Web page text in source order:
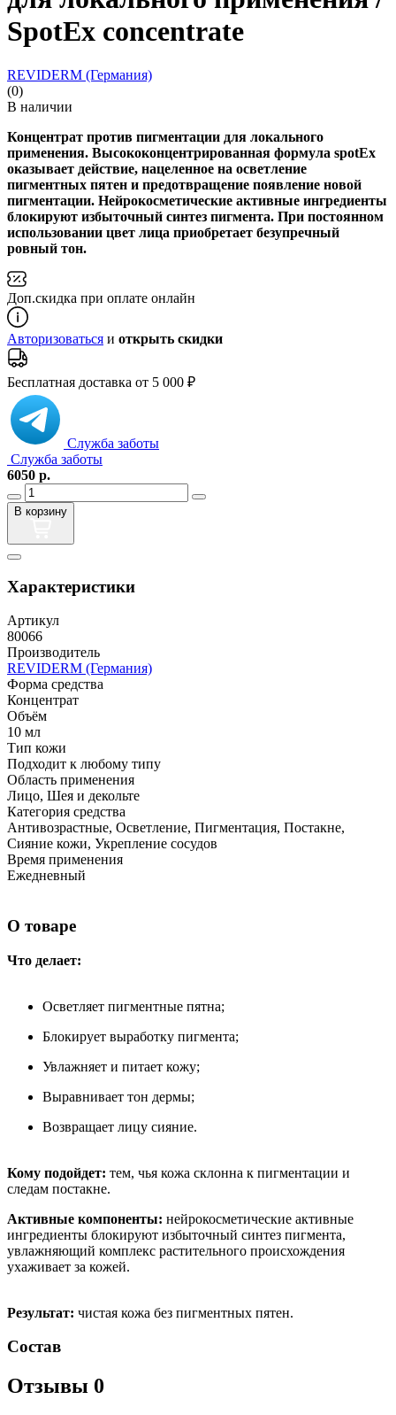
SpotEx concentrate
REVIDERM (Германия)
(0)
В наличии
Концентрат против пигментации для локального
применения. Высококонцентрированная формула spotEx
оказывает действие, нацеленное на осветление
пигментных пятен и предотвращение появление новой
пигментации. Нейрокосметические активные ингредиенты
блокируют избыточный синтез пигмента. При постоянном
использовании цвет лица приобретает безупречный
ровный тон.
Доп.скидка при оплате онлайн
Авторизоваться и открыть скидки
Бесплатная доставка от 5 000 ₽
Служба заботы
Служба заботы
6050 р.
В корзину
Характеристики
Артикул
80066
Производитель
REVIDERM (Германия)
Форма средства
Концентрат
Объём
10 мл
Тип кожи
Подходит к любому типу
Область применения
Лицо, Шея и декольте
Категория средства
Антивозрастные, Осветление, Пигментация, Постакне,
Сияние кожи, Укрепление сосудов
Время применения
Ежедневный
О товаре
Что делает:
Осветляет пигментные пятна;
Блокирует выработку пигмента;
Увлажняет и питает кожу;
Выравнивает тон дермы;
Возвращает лицу сияние.
Кому подойдет: тем, чья кожа склонна к пигментации и
следам постакне.
Активные компоненты: нейрокосметические активные
ингредиенты блокируют избыточный синтез пигмента,
увлажняющий комплекс растительного происхождения
ухаживает за кожей.
Результат: чистая кожа без пигментных пятен.
Состав
Отзывы 0